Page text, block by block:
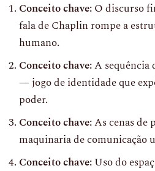
Conceito chave:O discurso
fala de Chaplin rompe a
humano.
Conceito chave:A sequência
— jogo de identidade que
poder.
Conceito chave:As cenas de
maquinaria de comunicação
Conceito chave:Uso do